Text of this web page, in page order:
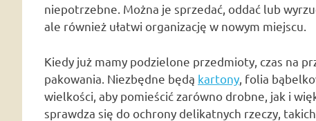
niepotrzebne. Można je sprzedać, oddać lub
ale również ułatwi organizację w nowym miejscu.
Kiedy już mamy podzielone przedmioty, czas na
pakowania. Niezbędne będą kartony , folia
wielkości, aby pomieścić zarówno drobne, jak i
sprawdza się do ochrony delikatnych rzeczy,